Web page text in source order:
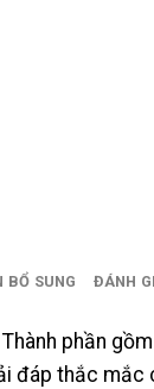
BỔ SUNG ĐÁNH
Thành phần
đáp thắc mắc